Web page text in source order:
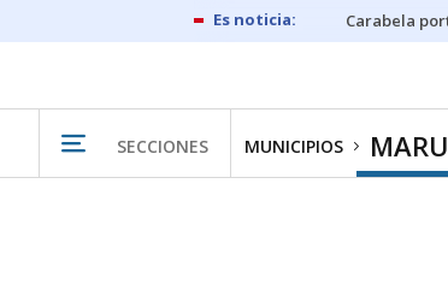
Carabela
SECCIONES MUNICIPIOS